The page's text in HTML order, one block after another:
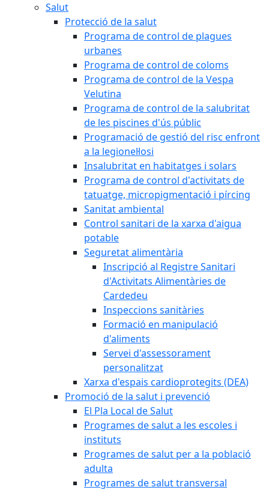
Salut
Protecció de la salut
Programa de control de plagues
urbanes
Programa de control de coloms
Programa de control de la Vespa
Velutina
Programa de control de la salubritat
de les piscines d'ús públic
Programació de gestió del risc enfront
a la legionel·losi
Insalubritat en habitatges i solars
Programa de control d'activitats de
tatuatge, micropigmentació i pírcing
Sanitat ambiental
Control sanitari de la xarxa d'aigua
potable
Seguretat alimentària
Inscripció al Registre Sanitari
d'Activitats Alimentàries de
Cardedeu
Inspeccions sanitàries
Formació en manipulació
d'aliments
Servei d'assessorament
personalitzat
Xarxa d'espais cardioprotegits (DEA)
Promoció de la salut i prevenció
El Pla Local de Salut
Programes de salut a les escoles i
instituts
Programes de salut per a la població
adulta
Programes de salut transversal